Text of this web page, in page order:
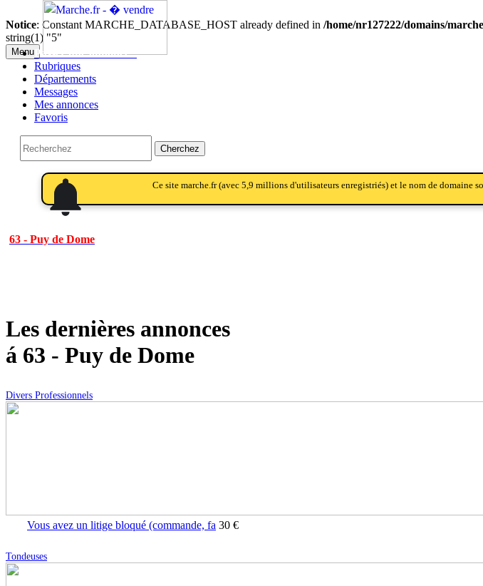
Notice: Constant MARCHE_DATABASE_HOST already defined in /home/nr127222/domains/
string(1) "5"
Menu Passer une annonce!!
Rubriques
Départements
Messages
Mes annonces
Favoris
Cherchez
notifications_active
notifications
notifications Ce site marche.fr (avec 5,9 millions d'utilisateurs enregistriés) et le nom de domaine
63 - Puy de Dome
Les dernières annonces
á 63 - Puy de Dome
Divers Professionnels
Vous avez un litige bloqué (commande, fa 30 €
Tondeuses